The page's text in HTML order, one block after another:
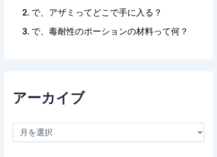
で、アザミってどこで手に入る？
で、毒耐性のポーションの材料って何？
アーカイブ